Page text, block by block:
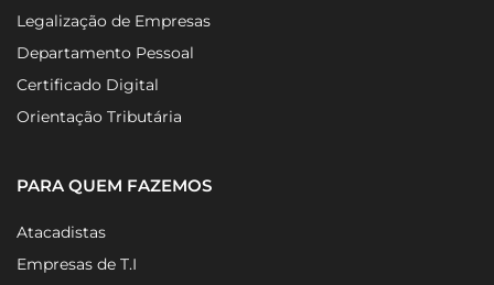
Legalização de Empresas
Departamento Pessoal
Certificado Digital
Orientação Tributária
PARA QUEM FAZEMOS
Atacadistas
Empresas de T.I